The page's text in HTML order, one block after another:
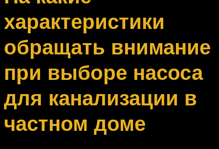
Меню
характеристики
обращать внимание
при выборе насоса
для канализации в
частном доме